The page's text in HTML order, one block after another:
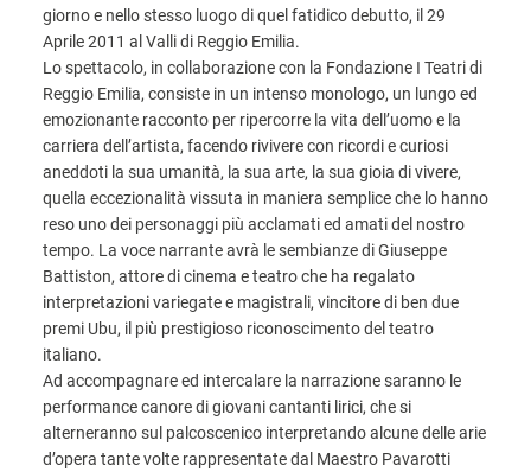
giorno e nello stesso luogo di quel fatidico debutto, il 29
Aprile 2011 al Valli di Reggio Emilia.
Lo spettacolo, in collaborazione con la Fondazione I Teatri di
Reggio Emilia, consiste in un intenso monologo, un lungo ed
emozionante racconto per ripercorre la vita dell’uomo e la
carriera dell’artista, facendo rivivere con ricordi e curiosi
aneddoti la sua umanità, la sua arte, la sua gioia di vivere,
quella eccezionalità vissuta in maniera semplice che lo hanno
reso uno dei personaggi più acclamati ed amati del nostro
tempo. La voce narrante avrà le sembianze di Giuseppe
Battiston, attore di cinema e teatro che ha regalato
interpretazioni variegate e magistrali, vincitore di ben due
premi Ubu, il più prestigioso riconoscimento del teatro
italiano.
Ad accompagnare ed intercalare la narrazione saranno le
performance canore di giovani cantanti lirici, che si
alterneranno sul palcoscenico interpretando alcune delle arie
d’opera tante volte rappresentate dal Maestro Pavarotti